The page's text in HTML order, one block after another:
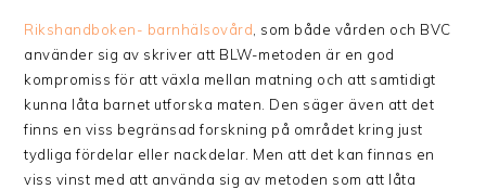
Rikshandboken- barnhälsovård , som både vården och BVC
använder sig av skriver att BLW-metoden är en god
kompromiss för att växla mellan matning och att samtidigt
kunna låta barnet utforska maten. Den säger även att det
finns en viss begränsad forskning på området kring just
tydliga fördelar eller nackdelar. Men att det kan finnas en
viss vinst med att använda sig av metoden som att låta